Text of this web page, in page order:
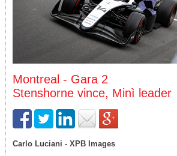
Montreal - Gara 2
Stenshorne vince, Minì leader
Carlo Luciani - XPB Images